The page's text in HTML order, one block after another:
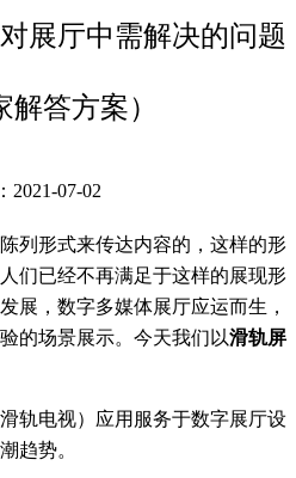
展厅中需解决的问题
解答方案）
2021-07-02
列形式来传达内容的，这样的形
们已经不再满足于这样的展现形
展，数字多媒体展厅应运而生，
的场景展示。今天我们以滑轨屏
滑轨电视）应用服务于数字展厅设
趋势。